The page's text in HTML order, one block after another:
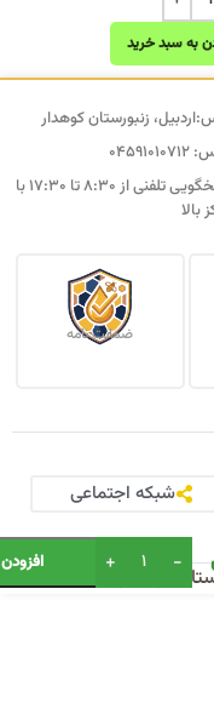
به سبد خرید
زنبورستان کوهدار
پاسخگویی تلفنی از ۸:۳۰ تا ۱۷:۳۰ با
بالا
ضمانت نامه
شبکه اجتماعی
کوهدار
Alternative: